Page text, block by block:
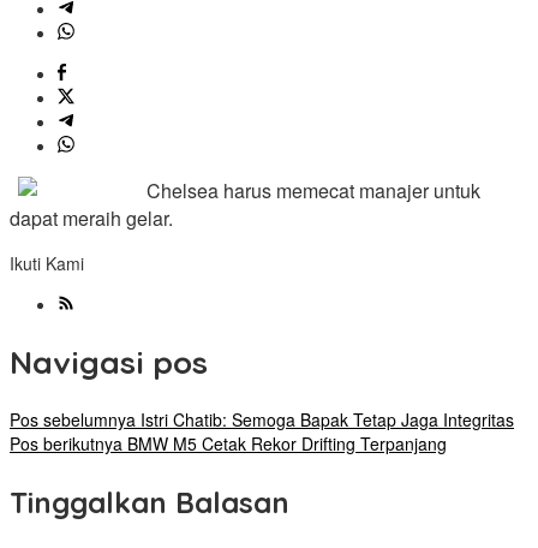
Chelsea harus memecat manajer untuk
dapat meraih gelar.
Ikuti Kami
Navigasi pos
Pos sebelumnya Istri Chatib: Semoga Bapak Tetap Jaga Integritas
Pos berikutnya BMW M5 Cetak Rekor Drifting Terpanjang
Tinggalkan Balasan